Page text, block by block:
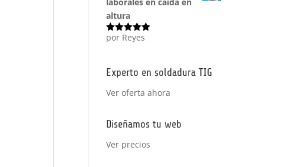
altura
Valorado
por Reyes
Experto en soldadura TIG
Ver oferta ahora
Diseñamos tu web
Ver precios